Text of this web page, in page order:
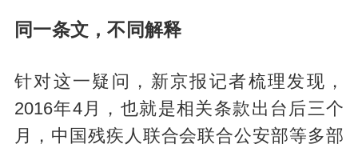
同一条文，不同解释
针对这一疑问，新京报记者梳理发现，
2016年4月，也就是相关条款出台后三个
月，中国残疾人联合会联合公安部等多部